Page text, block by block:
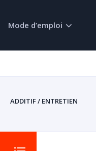
Mode d’emploi
ADDITIF / ENTRETIEN